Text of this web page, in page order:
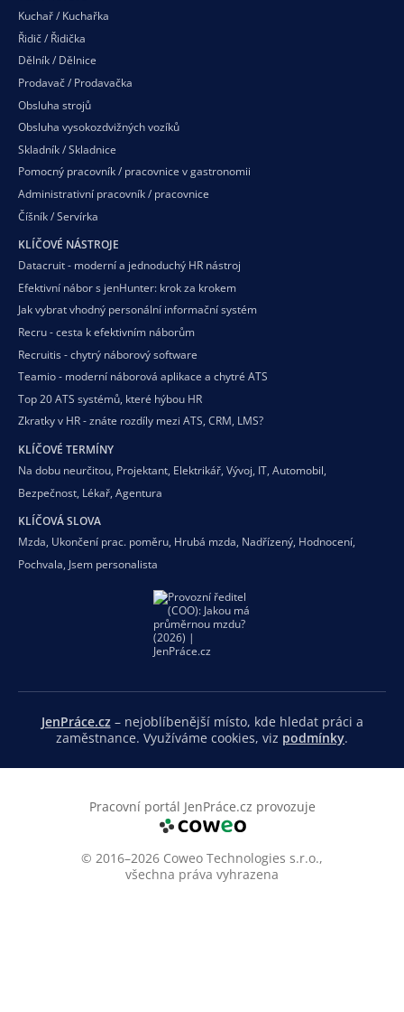
Kuchař / Kuchařka
Řidič / Řidička
Dělník / Dělnice
Prodavač / Prodavačka
Obsluha strojů
Obsluha vysokozdvižných vozíků
Skladník / Skladnice
Pomocný pracovník / pracovnice v gastronomii
Administrativní pracovník / pracovnice
Číšník / Servírka
KLÍČOVÉ NÁSTROJE
Datacruit - moderní a jednoduchý HR nástroj
Efektivní nábor s jenHunter: krok za krokem
Jak vybrat vhodný personální informační systém
Recru - cesta k efektivním náborům
Recruitis - chytrý náborový software
Teamio - moderní náborová aplikace a chytré ATS
Top 20 ATS systémů, které hýbou HR
Zkratky v HR - znáte rozdíly mezi ATS, CRM, LMS?
KLÍČOVÉ TERMÍNY
Na dobu neurčitou, Projektant, Elektrikář, Vývoj, IT, Automobil,
Bezpečnost, Lékař, Agentura
KLÍČOVÁ SLOVA
Mzda, Ukončení prac. poměru, Hrubá mzda, Nadřízený, Hodnocení,
Pochvala, Jsem personalista
JenPráce.cz – nejoblíbenější místo, kde hledat práci a
zaměstnance. Využíváme cookies, viz podmínky.
Pracovní portál JenPráce.cz provozuje
© 2016–2026 Coweo Technologies s.r.o.,
všechna práva vyhrazena